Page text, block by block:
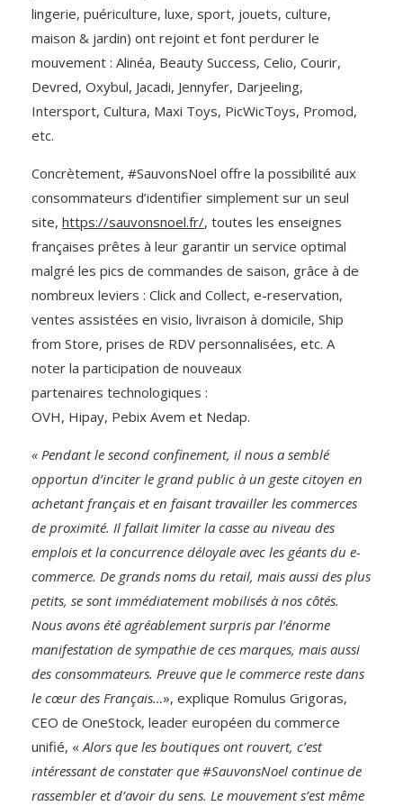
lingerie, puériculture, luxe, sport, jouets, culture,
maison & jardin) ont rejoint et font perdurer le
mouvement : Alinéa, Beauty Success, Celio, Courir,
Devred, Oxybul, Jacadi, Jennyfer, Darjeeling,
Intersport, Cultura, Maxi Toys, PicWicToys, Promod,
etc.
Concrètement, #SauvonsNoel offre la possibilité aux
consommateurs d’identifier simplement sur un seul
site, https://sauvonsnoel.fr/, toutes les enseignes
françaises prêtes à leur garantir un service optimal
malgré les pics de commandes de saison, grâce à de
nombreux leviers : Click and Collect, e-reservation,
ventes assistées en visio, livraison à domicile, Ship
from Store, prises de RDV personnalisées, etc. A
noter la participation de nouveaux
partenaires technologiques :
OVH, Hipay, Pebix Avem et Nedap.
« Pendant le second confinement, il nous a semblé
opportun d’inciter le grand public à un geste citoyen en
achetant français et en faisant travailler les commerces
de proximité. Il fallait limiter la casse au niveau des
emplois et la concurrence déloyale avec les géants du e-
commerce. De grands noms du retail, mais aussi des plus
petits, se sont immédiatement mobilisés à nos côtés.
Nous avons été agréablement surpris par l’énorme
manifestation de sympathie de ces marques, mais aussi
des consommateurs. Preuve que le commerce reste dans
le cœur des Français…», explique Romulus Grigoras,
CEO de OneStock, leader européen du commerce
unifié, «Alors que les boutiques ont rouvert, c’est
intéressant de constater que #SauvonsNoel continue de
rassembler et d’avoir du sens. Le mouvement s’est même